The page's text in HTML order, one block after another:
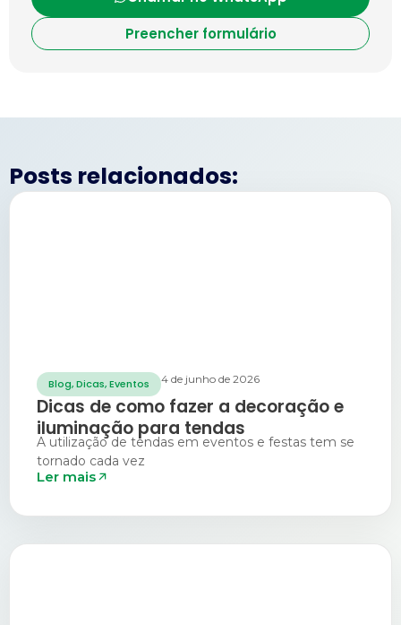
Preencher formulário
Posts relacionados:
Blog,Dicas,Eventos 4 de junho de 2026
Dicas de como fazer a decoração e
iluminação para tendas
A utilização de tendas em eventos e festas tem se
tornado cada vez
Ler mais